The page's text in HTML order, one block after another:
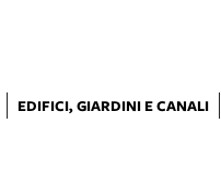
EDIFICI, GIARDINI E CANALI